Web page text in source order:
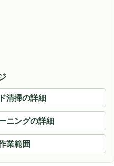
清掃の詳細
ニングの詳細
業範囲